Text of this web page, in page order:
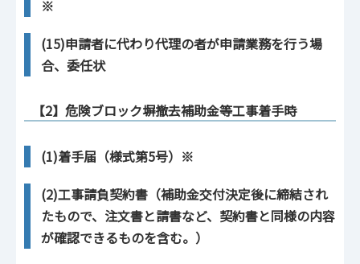
※
(15)申請者に代わり代理の者が申請業務を行う場
合、委任状
【2】危険ブロック塀撤去補助金等工事着手時
(1)着手届（様式第5号）※
(2)工事請負契約書（補助金交付決定後に締結され
たもので、注文書と請書など、契約書と同様の内容
が確認できるものを含む。）